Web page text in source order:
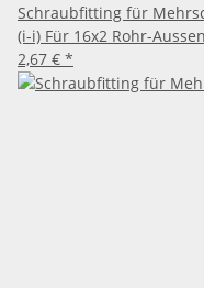
Schraubfitting für
(i-i) Für 16x2 Rohr-
2,67 € *